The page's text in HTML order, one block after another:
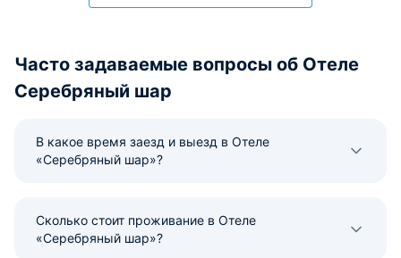
Часто задаваемые вопросы об Отеле
Серебряный шар
В какое время заезд и выезд в Отеле
«Серебряный шар»?
Сколько стоит проживание в Отеле
«Серебряный шар»?